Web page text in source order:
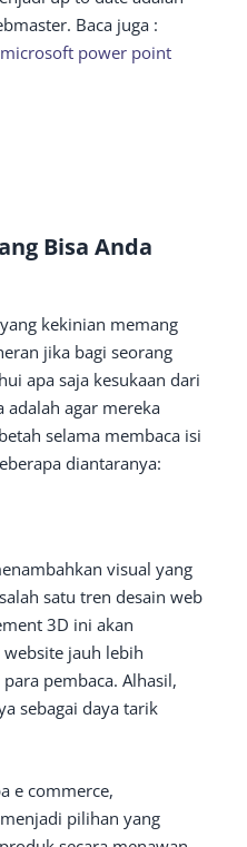
Baca juga :
power point
Bisa Anda
kekinian memang
jika bagi seorang
apa saja kesukaan dari
adalah agar mereka
selama membaca isi
diantaranya:
visual yang
satu tren desain web
3D ini akan
jauh lebih
pembaca. Alhasil,
sebagai daya tarik
e commerce,
pilihan yang